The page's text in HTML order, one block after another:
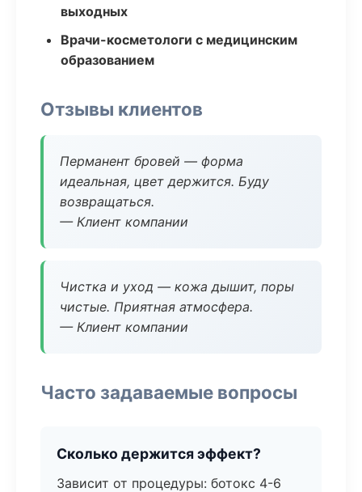
выходных
Врачи-косметологи с медицинским
образованием
Отзывы клиентов
Перманент бровей — форма
идеальная, цвет держится. Буду
возвращаться.
— Клиент компании
Чистка и уход — кожа дышит, поры
чистые. Приятная атмосфера.
— Клиент компании
Часто задаваемые вопросы
Сколько держится эффект?
Зависит от процедуры: ботокс 4-6